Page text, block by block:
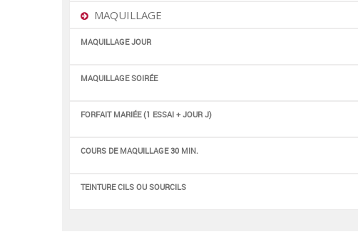
MAQUILLAGE
MAQUILLAGE JOUR
MAQUILLAGE SOIRÉE
FORFAIT MARIÉE (1 ESSAI + JOUR J)
COURS DE MAQUILLAGE 30 MIN.
TEINTURE CILS OU SOURCILS